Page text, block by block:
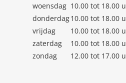
woensdag 10.00 tot 18.00 u
donderdag10.00 tot 18.00 u
vrijdag
10.00 tot 18.00 u
zaterdag
10.00 tot 18.00 u
zondag
12.00 tot 17.00 u